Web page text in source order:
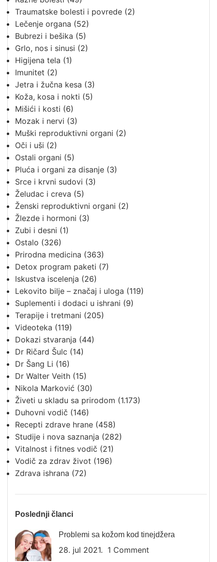
Traumatske bolesti i povrede (2)
Lečenje organa (52)
Bubrezi i bešika (5)
Grlo, nos i sinusi (2)
Higijena tela (1)
Imunitet (2)
Jetra i žučna kesa (3)
Koža, kosa i nokti (5)
Mišići i kosti (6)
Mozak i nervi (3)
Muški reproduktivni organi (2)
Oči i uši (2)
Ostali organi (5)
Pluća i organi za disanje (3)
Srce i krvni sudovi (3)
Želudac i creva (5)
Ženski reproduktivni organi (2)
Žlezde i hormoni (3)
Zubi i desni (1)
Ostalo (326)
Prirodna medicina (363)
Detox program paketi (7)
Iskustva iscelenja (26)
Lekovito bilje – značaj i uloga (119)
Suplementi i dodaci u ishrani (9)
Terapije i tretmani (205)
Videoteka (119)
Dokazi stvaranja (44)
Dr Ričard Šulc (14)
Dr Šang Li (16)
Dr Walter Veith (15)
Nikola Marković (30)
Živeti u skladu sa prirodom (1.173)
Duhovni vodič (146)
Recepti zdrave hrane (458)
Studije i nova saznanja (282)
Vitalnost i fitnes vodič (21)
Vodič za zdrav život (196)
Zdrava ishrana (72)
Poslednji članci
Problemi sa kožom kod tinejdžera
28. jul 2021. 1 Comment